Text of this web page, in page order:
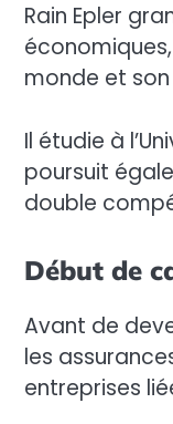
Rain Epler
monde et
Il étudie à
poursuit
double
Début de
Avant de
les
entreprises